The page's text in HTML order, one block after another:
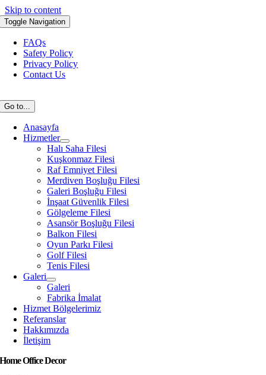
Skip to content
Toggle Navigation
FAQs
Safety Policy
Privacy Policy
Contact Us
Go to...
Anasayfa
Hizmetler
Halı Saha Filesi
Kuşkonmaz Filesi
Raf Emniyet Filesi
Merdiven Boşluğu Filesi
Galeri Boşluğu Filesi
İnşaat Güvenlik Filesi
Gölgeleme Filesi
Asansör Boşluğu Filesi
Balkon Filesi
Oyun Parkı Filesi
Golf Filesi
Tenis Filesi
Galeri
Galeri
Fabrika İmalat
Hizmet Bölgelerimiz
Referanslar
Hakkımızda
İletişim
Home Office Decor